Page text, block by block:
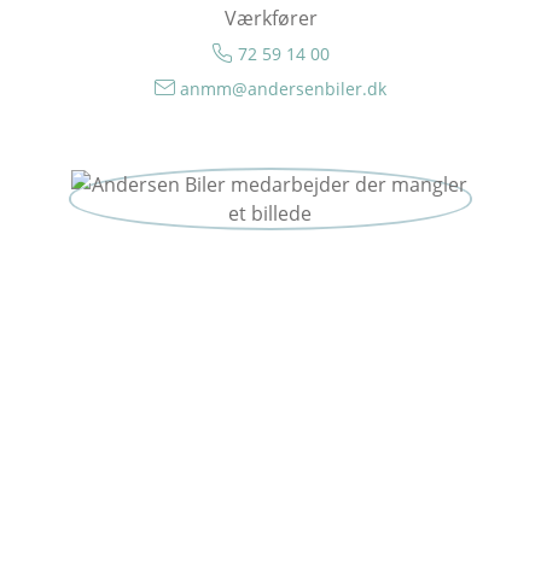
Værkfører
72 59 14 00
anmm@andersenbiler.dk